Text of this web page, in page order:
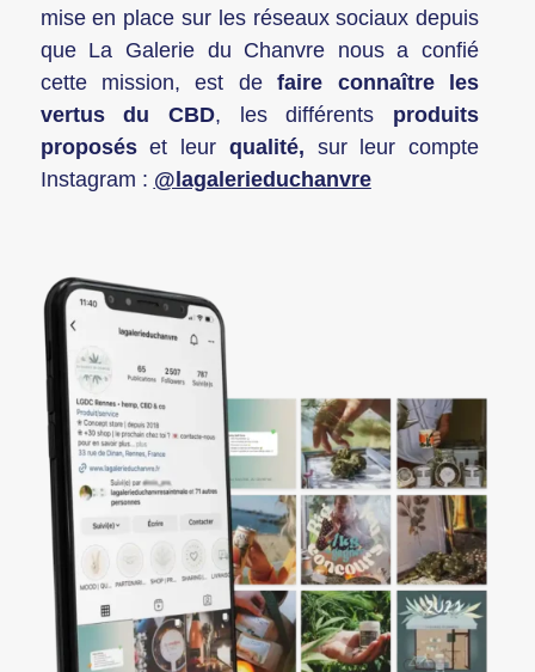
mise en place sur les réseaux sociaux depuis
que La Galerie du Chanvre nous a confié
cette mission, est de
faire connaître les
vertus du CBD, les différents
produits
proposés et leur qualité, sur leur compte
Instagram : @lagalerieduchanvre